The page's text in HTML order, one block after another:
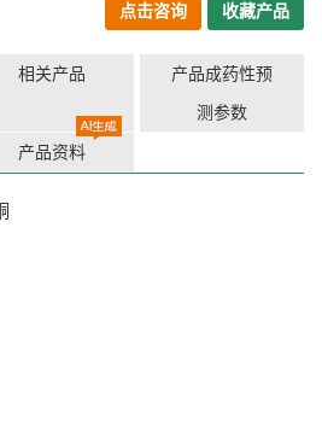
点击咨询 收藏产品
相关产品
产品成药性预
测参数
产品资料